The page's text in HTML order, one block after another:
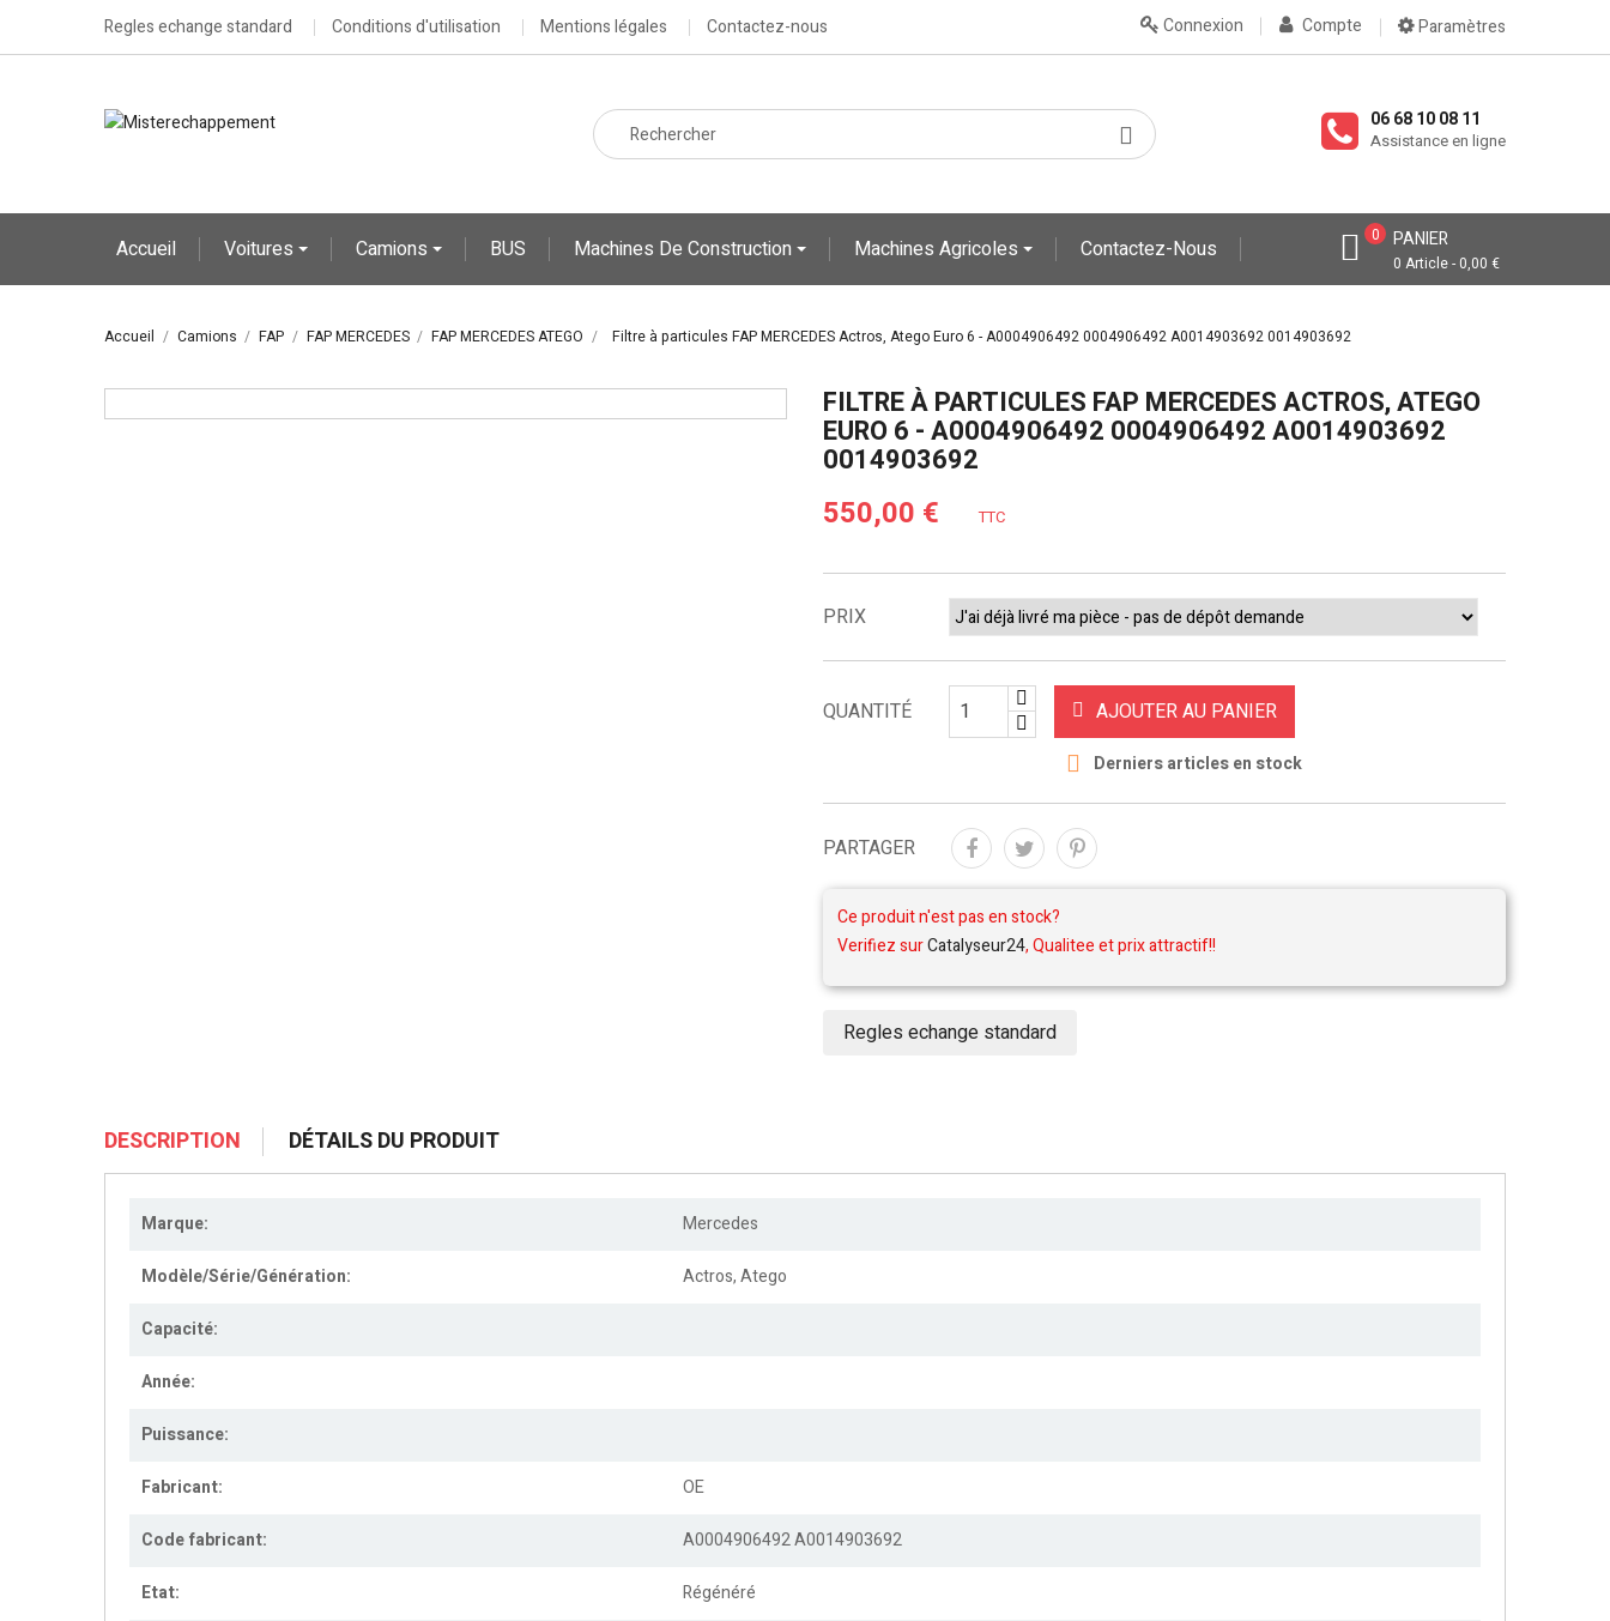
Regles echange standard Conditions d'utilisation Mentions légales Contactez-nous Paramètres
Compte
Connexion
06 68 10 08 11
Assistance en ligne
PANIER
0 Article - 0,00 €
0
Accueil Voitures Camions BUS Machines De Construction Machines Agricoles Contactez-Nous
Accueil Camions FAP FAP MERCEDES FAP MERCEDES ATEGO Filtre à particules FAP MERCEDES Actros, Atego Euro 6 - A0004906492 0004906492 A0014903692 0014903692
FILTRE À PARTICULES FAP MERCEDES ACTROS, ATEGO
EURO 6 - A0004906492 0004906492 A0014903692
0014903692
550,00 € TTC
PRIX
QUANTITÉ AJOUTER AU PANIER
 Derniers articles en stock
PARTAGER
Ce produit n'est pas en stock?
Verifiez surCatalyseur24, Qualitee et prix attractif!!
Regles echange standard
DESCRIPTION DÉTAILS DU PRODUIT
Marque: Mercedes
Modèle/Série/Génération: Actros, Atego
Capacité:
Année:
Puissance:
Fabricant: OE
Code fabricant: A0004906492 A0014903692
Etat: Régénéré